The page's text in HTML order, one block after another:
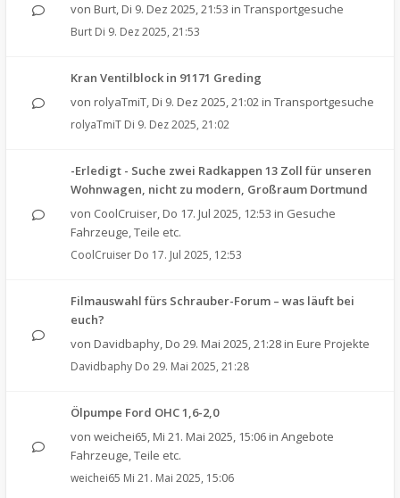
von Burt, Di 9. Dez 2025, 21:53 in Transportgesuche
Burt Di 9. Dez 2025, 21:53
Kran Ventilblock in 91171 Greding
von rolyaTmiT, Di 9. Dez 2025, 21:02 in Transportgesuche
rolyaTmiT Di 9. Dez 2025, 21:02
-Erledigt - Suche zwei Radkappen 13 Zoll für unseren
Wohnwagen, nicht zu modern, Großraum Dortmund
von CoolCruiser, Do 17. Jul 2025, 12:53 in Gesuche
Fahrzeuge, Teile etc.
CoolCruiser Do 17. Jul 2025, 12:53
Filmauswahl fürs Schrauber-Forum – was läuft bei
euch?
von Davidbaphy, Do 29. Mai 2025, 21:28 in Eure Projekte
Davidbaphy Do 29. Mai 2025, 21:28
Ölpumpe Ford OHC 1,6-2,0
von weichei65, Mi 21. Mai 2025, 15:06 in Angebote
Fahrzeuge, Teile etc.
weichei65 Mi 21. Mai 2025, 15:06